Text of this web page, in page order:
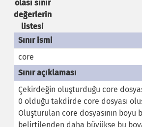
olası sınır
değerlerin
listesi
core
Çekirdeğin oluşturduğu core
0 olduğu takdirde core dosyası
Oluşturulan core dosyasının boyu
belirtilenden daha büyükse bu